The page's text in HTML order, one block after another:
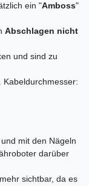
ein "Amboss"
Abschlagen nicht
und sind zu
Kabeldurchmesser:
mit den Nägeln
darüber
sichtbar, da es